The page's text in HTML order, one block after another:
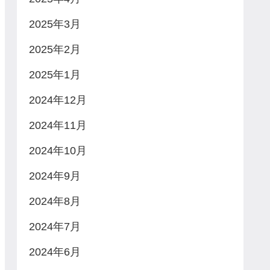
2025年3月
2025年2月
2025年1月
2024年12月
2024年11月
2024年10月
2024年9月
2024年8月
2024年7月
2024年6月